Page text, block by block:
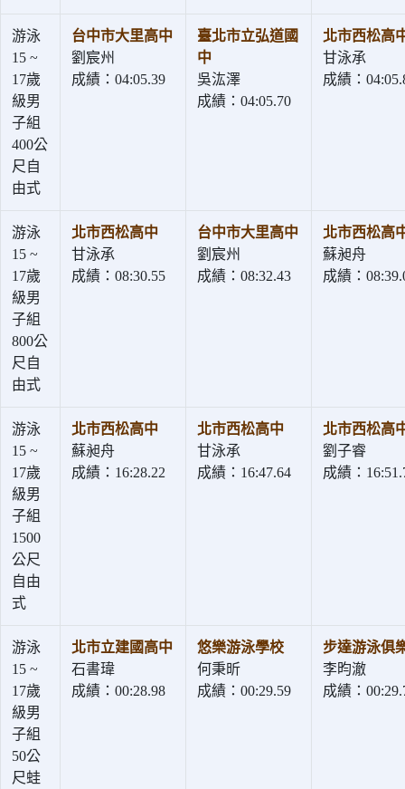
游泳
15 ~
17歲
級男
子組
400公
尺自
由式
台中市大里高中
劉宸州
成績：04:05.39
臺北市立弘道國
中
吳汯澤
成績：04:05.70
北市西松高
甘泳承
成績：
游泳
15 ~
17歲
級男
子組
800公
尺自
由式
北市西松高中
甘泳承
成績：08:30.55
台中市大里高中
劉宸州
成績：08:32.43
北市西松高
蘇昶舟
成績：
游泳
15 ~
17歲
級男
子組
1500
公尺
自由
式
北市西松高中
蘇昶舟
成績：16:28.22
北市西松高中
甘泳承
成績：16:47.64
北市西松高
劉子睿
成績：
游泳
15 ~
17歲
級男
子組
50公
尺蛙
北市立建國高中
石書瑋
成績：00:28.98
悠樂游泳學校
何秉昕
成績：00:29.59
步達游泳俱
李昀澈
成績：